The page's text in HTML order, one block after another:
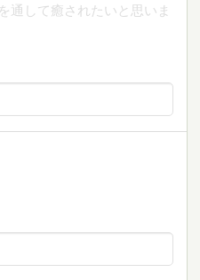
通して癒されたいと思いま